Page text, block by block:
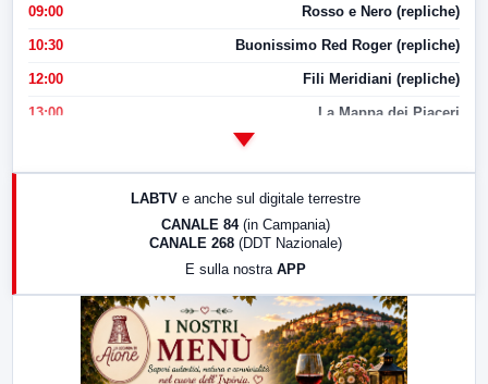
09:00 Rosso e Nero (repliche)
10:30 Buonissimo Red Roger (repliche)
12:00 Fili Meridiani (repliche)
13:00 La Mappa dei Piaceri
17:00 LabNews (replica)
LabNews (replica)
LABTV e anche sul digitale terrestre
CANALE 84 (in Campania)
CANALE 268 (DDT Nazionale)
E sulla nostra APP